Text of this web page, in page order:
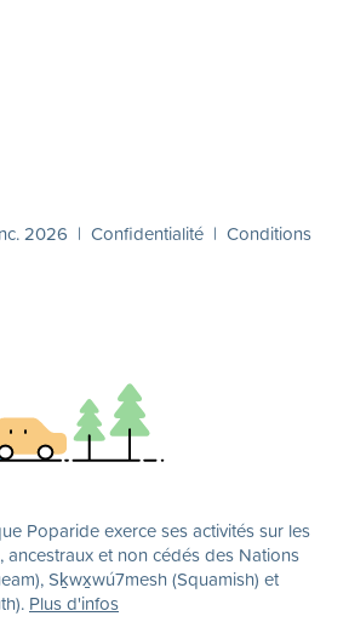
2026 | Confidentialité | Conditions
Poparide exerce ses activités sur les
ancestraux et non cédés des Nations
Sḵwx̱wú7mesh (Squamish) et
Plus d'infos